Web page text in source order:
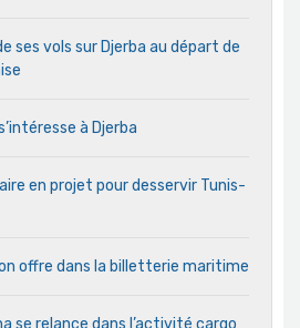
ses vols sur Djerba au départ de
à Djerba
en projet pour desservir Tunis-
offre dans la billetterie maritime
se relance dans l’activité cargo